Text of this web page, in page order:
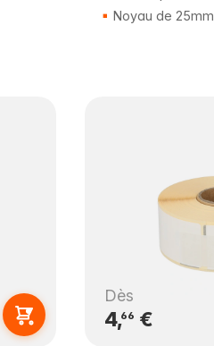
Noyau de 25mm
Dès
4,66 €